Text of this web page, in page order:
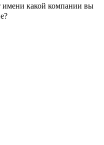
имени какой компании вы